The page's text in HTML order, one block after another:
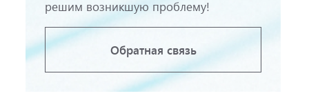
решим возникшую проблему!
Обратная связь